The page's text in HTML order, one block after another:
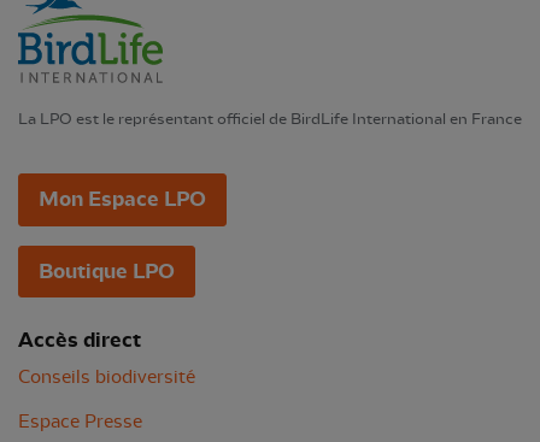
La LPO est le représentant officiel de BirdLife International en France
Mon Espace LPO
Boutique LPO
Accès direct
Conseils biodiversité
Espace Presse